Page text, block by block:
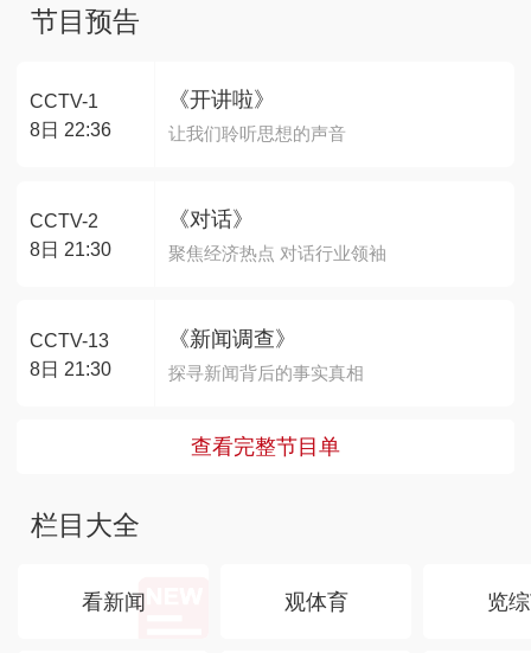
节目预告
CCTV-1
8日 22:36
《开讲啦》
让我们聆听思想的声音
CCTV-2
8日 21:30
《对话》
聚焦经济热点 对话行业领袖
CCTV-13
8日 21:30
《新闻调查》
探寻新闻背后的事实真相
查看完整节目单
栏目大全
看新闻 观体育 览